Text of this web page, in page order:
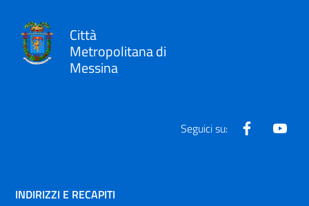
Città
Metropolitana di
Messina
Seguici su: Facebook
INDIRIZZI E RECAPITI